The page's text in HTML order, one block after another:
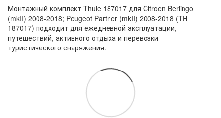
Монтажный комплект Thule 187017 для Citroen Berlingo
(mkII) 2008-2018; Peugeot Partner (mkII) 2008-2018 (TH
187017) подходит для ежедневной эксплуатации,
путешествий, активного отдыха и перевозки
туристического снаряжения.